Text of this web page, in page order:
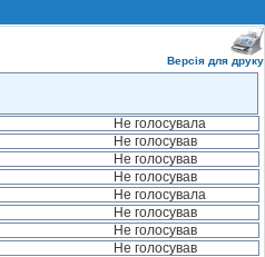
Версія для друку
Не голосувала
Не голосував
Не голосував
Не голосував
Не голосувала
Не голосував
Не голосував
Не голосував